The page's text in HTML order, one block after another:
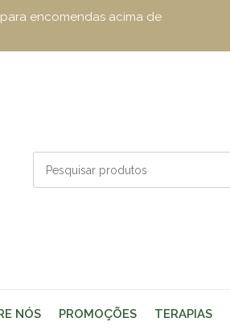
encomendas acima de
NÓS PROMOÇÕES TERAPIAS